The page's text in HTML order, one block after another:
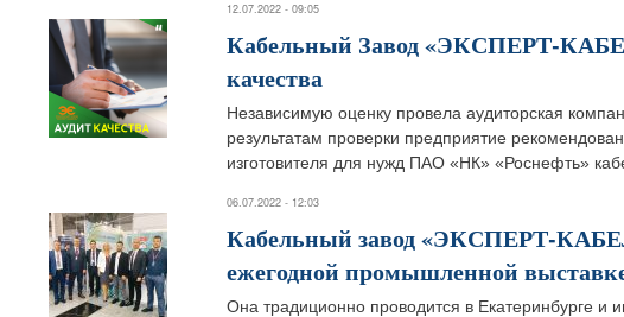
12.07.2022 - 09:05
Кабельный Завод «ЭКСПЕРТ-
качества
Независимую оценку провела аудиторская
результатам проверки предприятие
изготовителя для нужд ПАО «НК» «Роснефть»
06.07.2022 - 12:03
Кабельный завод «ЭКСПЕРТ-
ежегодной промышленной
Она традиционно проводится в Екатеринбурге и